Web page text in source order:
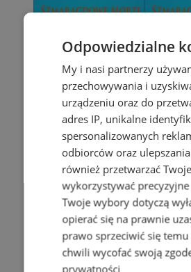
Odpowiedzialne
My i nasi partnerzy
przechowywania i
urządzeniu oraz do
adres IP, unikalne
spersonalizowanych
odbiorców oraz ulepszania
również przetwarzać
wykorzystywać
Twoje wybory dotyczą
opierać się na prawnie
prawo sprzeciwić się temu
chwili wycofać swoją
prywatności